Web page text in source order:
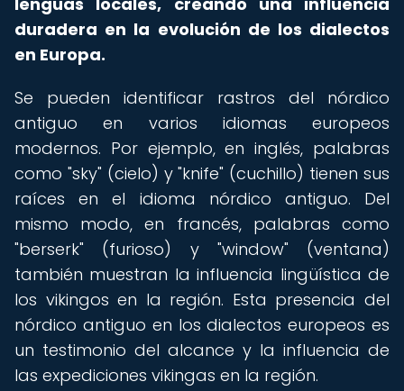
duradera en la evolución de los dialectos
en Europa.
Se pueden identificar rastros del nórdico
antiguo en varios idiomas europeos
modernos. Por ejemplo, en inglés, palabras
como "sky" (cielo) y "knife" (cuchillo) tienen sus
raíces en el idioma nórdico antiguo. Del
mismo modo, en francés, palabras como
"berserk" (furioso) y "window" (ventana)
también muestran la influencia lingüística de
los vikingos en la región. Esta presencia del
nórdico antiguo en los dialectos europeos es
un testimonio del alcance y la influencia de
las expediciones vikingas en la región.